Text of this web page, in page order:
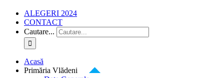
ALEGERI 2024
CONTACT
Cautare...
Acasă
Primăria Vlădeni